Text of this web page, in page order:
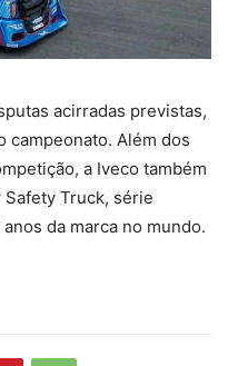
acirradas previstas,
campeonato. Além dos
a Iveco também
Safety Truck, série
da marca no mundo.